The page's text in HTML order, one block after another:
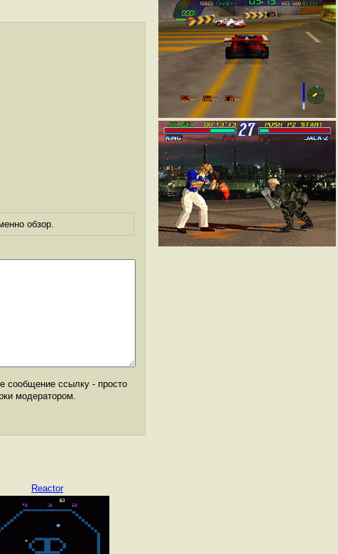
обзор.
сообщение ссылку - просто
модератором.
Reactor